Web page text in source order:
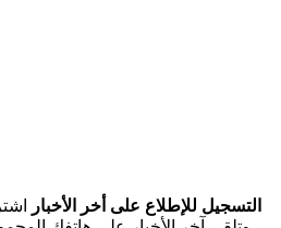
التسجيل للإطلاع على أخر الأخبار